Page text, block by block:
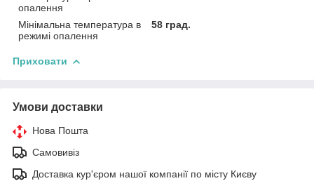
опалення
Мінімальна температура в
режимі опалення
58 град.
Приховати
Умови доставки
Нова Пошта
Самовивіз
Доставка кур'єром нашої компанії по місту Києву